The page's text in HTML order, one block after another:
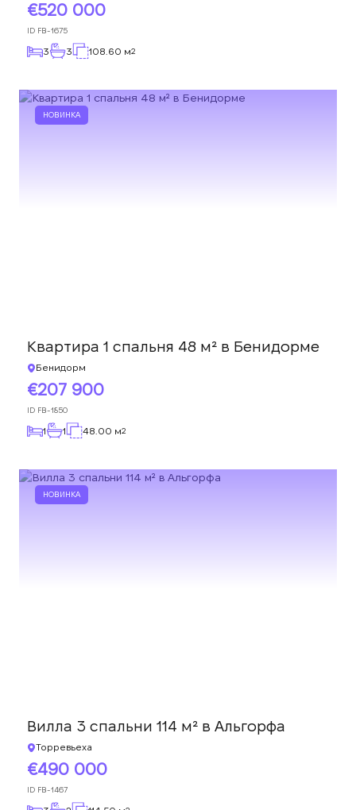
520 000
ID FB-1675
3 3 108.60 м2
НОВИНКА
Квартира 1 спальня 48 м² в Бенидорме
Бенидорм
207 900
ID FB-1850
1 1 48.00 м2
НОВИНКА
Вилла 3 спальни 114 м² в Альгорфа
Торревьеха
490 000
ID FB-1467